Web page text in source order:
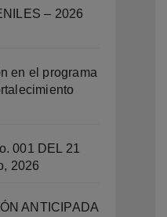
– 2026
en el programa
001 DEL 21
2026
ANTICIPADA